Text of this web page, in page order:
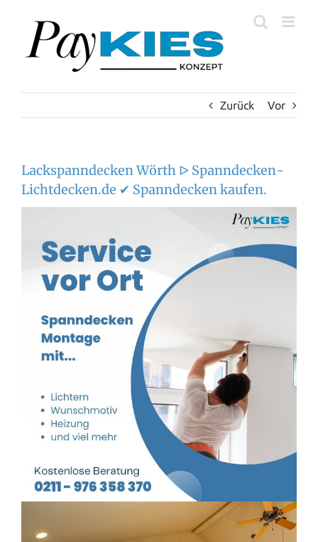
springen
Zurück Vor
Lackspanndecken Wörth ᐅ Spanndecken-
Lichtdecken.de ✔ Spanndecken kaufen.